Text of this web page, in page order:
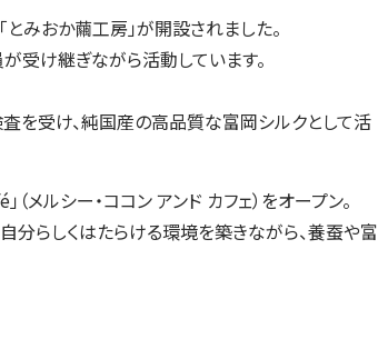
みおか繭工房」が開設されました。
受け継ぎながら活動しています。
を受け、純国産の高品質な富岡シルクとして活
ルシー・ココン アンド カフェ）をオープン。
分らしくはたらける環境を築きながら、養蚕や富